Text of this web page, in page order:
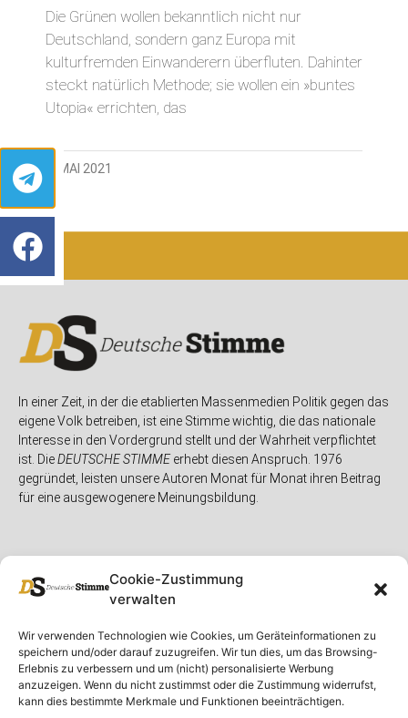
Cookie-Zustimmung
verwalten
Wir verwenden Technologien wie Cookies, um Geräteinformationen zu
speichern und/oder darauf zuzugreifen. Wir tun dies, um das Browsing-
Erlebnis zu verbessern und um (nicht) personalisierte Werbung
anzuzeigen. Wenn du nicht zustimmst oder die Zustimmung widerrufst,
kann dies bestimmte Merkmale und Funktionen beeinträchtigen.
Die Grünen wollen bekanntlich nicht nur
Deutschland, sondern ganz Europa mit
kulturfremden Einwanderern überfluten. Dahinter
steckt natürlich Methode; sie wollen ein »buntes
Utopia« errichten, das
4. MAI 2021
In einer Zeit, in der die etablierten Massenmedien Politik gegen das
eigene Volk betreiben, ist eine Stimme wichtig, die das nationale
Interesse in den Vordergrund stellt und der Wahrheit verpflichtet
ist. DieDEUTSCHE STIMMEerhebt diesen Anspruch. 1976
gegründet, leisten unsere Autoren Monat für Monat ihren Beitrag
für eine ausgewogenere Meinungsbildung.
Unser Magazin
Spenden
Ausgaben
Rubriken
Deutschland
Ausland
Rechtliches
Rechtliche Hinweise
Impressum
Datenschutzerklärung